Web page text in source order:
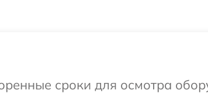
сроки для осмотра